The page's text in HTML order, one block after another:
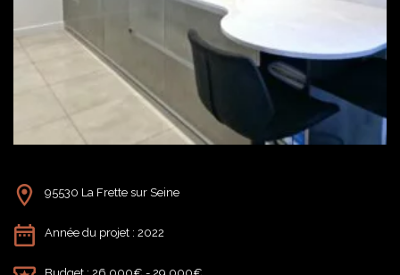
95530 La Frette sur Seine
Année du projet : 2022